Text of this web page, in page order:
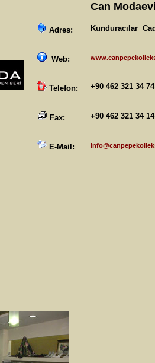
Can
Adres: Kunduracılar
Web:
Telefon: +90 462 321 34 74
Fax: +90 462 321 34 14
E-Mail: